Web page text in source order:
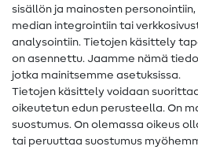
Apua ja yhteystiedot
Yhteystiedot
Tietoa omistajanvaihdoksesta
Peruutusoikeus
sisällön ja mainosten
median integrointiin tai
analysointiin. Tietojen käsittely
on asennettu. Jaamme nämä
jotka mainitsemme asetuksissa.
Tietojen käsittely voidaan
oikeutetun edun perusteella. On
suostumus. On olemassa oikeus
tai peruuttaa suostumus